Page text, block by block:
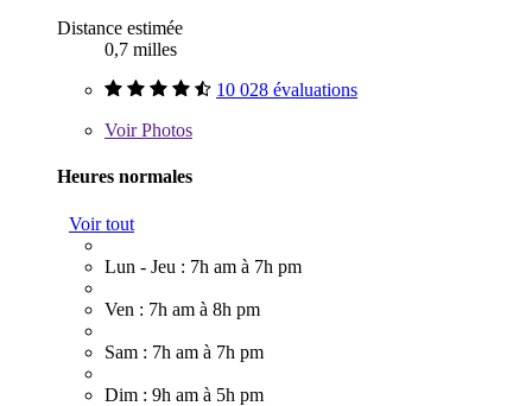
Distance estimée
0,7 milles
10 028 évaluations
VoirPhotos
Heures normales
Voir tout
Lun - Jeu : 7h am à 7h pm
Ven : 7h am à 8h pm
Sam : 7h am à 7h pm
Dim : 9h am à 5h pm